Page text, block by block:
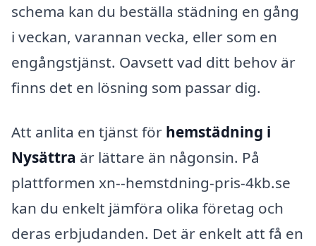
schema kan du beställa städning en gång
i veckan, varannan vecka, eller som en
engångstjänst. Oavsett vad ditt behov är
finns det en lösning som passar dig.
Att anlita en tjänst för hemstädning i
Nysättra är lättare än någonsin. På
plattformen xn--hemstdning-pris-4kb.se
kan du enkelt jämföra olika företag och
deras erbjudanden. Det är enkelt att få en